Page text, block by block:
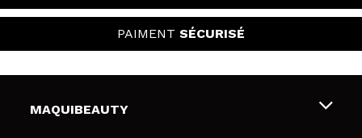
PAIMENT SÉCURISÉ
MAQUIBEAUTY